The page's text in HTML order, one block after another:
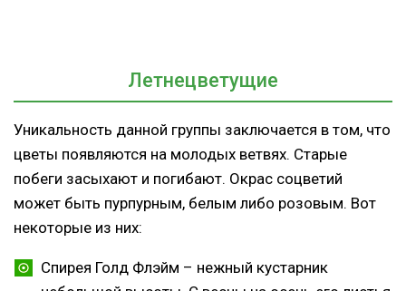
Летнецветущие
Уникальность данной группы заключается в том, что
цветы появляются на молодых ветвях. Старые
побеги засыхают и погибают. Окрас соцветий
может быть пурпурным, белым либо розовым. Вот
некоторые из них:
Спирея Голд Флэйм – нежный кустарник